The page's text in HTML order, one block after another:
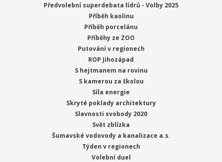
Předvolební superdebata lídrů - Volby 2025
Příběh kaolinu
Příběh porcelánu
Příběhy ze ZOO
Putování v regionech
ROP Jihozápad
S hejtmanem na rovinu
S kamerou za školou
Síla energie
Skryté poklady architektury
Slavnosti svobody 2020
Svět zblízka
Šumavské vodovody a kanalizace a.s.
Týden v regionech
Volební duel